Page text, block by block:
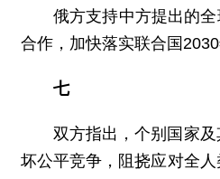
俄方支持中方提出的
合作，加快落实联合国
七
双方指出，个别国家
坏公平竞争，阻挠应对全